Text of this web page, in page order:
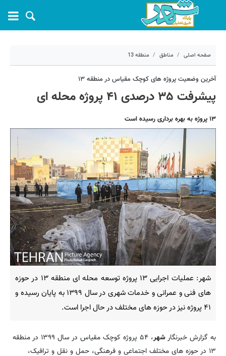
صفحه اصلی مناطق منطقه 13
کد مطلب:8868
آخرین وضعیت پروژه های کوچک مقیاس در منطقه ۱۳
پیشرفت ۳۵ درصدی ۴۱ پروژه محله ای
۱۳ پروژه به بهره برداری رسیده است
شهر: عملیات اجرایی ۱۳ پروژه توسعه محله ای منطقه ۱۳ در حوزه
های فنی و عمرانی و خدمات شهری در سال ۱۳۹۹ به پایان رسیده و
۴۱ پروژه نیز در حوزه های مختلف در حال اجرا است.
به گزارش خبرنگارشهر
، ۵۴ پروژه کوچک مقیاس در سال ۱۳۹۹ در منطقه
۱۳ در حوزه های مختلف اجتماعی و فرهنگی، حمل و نقل و ترافیک،